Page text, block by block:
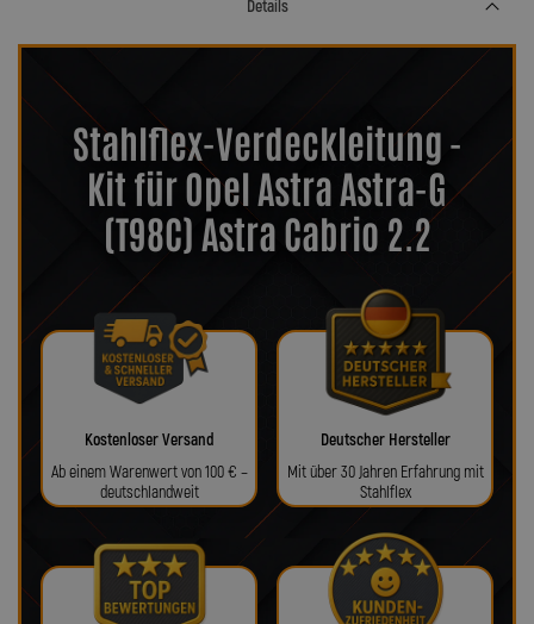
Details
Stahlflex-Verdeckleitung -
Kit für Opel Astra Astra-G
(T98C) Astra Cabrio 2.2
Kostenloser Versand
Ab einem Warenwert von 100 € –
deutschlandweit
Deutscher Hersteller
Mit über 30 Jahren Erfahrung mit
Stahlflex